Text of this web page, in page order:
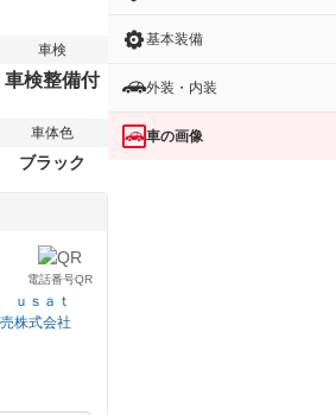
車検
車検整備付
車体色
ブラック
電話番号QR
ｕｓａｔ
株式会社
基本装備
外装・内装
車の画像